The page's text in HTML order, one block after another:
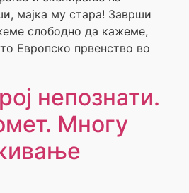
мајка му стара! Заврши
слободно да кажеме,
Европско првенство во
непознати.
Многу